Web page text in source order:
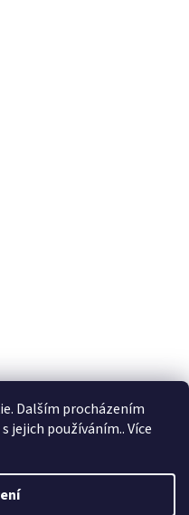
Dalším procházením
jejich používáním.. Více